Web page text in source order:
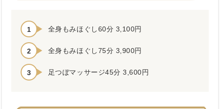
全身もみほぐし60分 3,100円
全身もみほぐし75分 3,900円
足つぼマッサージ45分 3,600円